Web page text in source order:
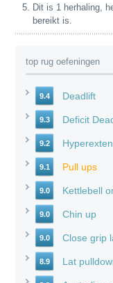
Dit is 1 herhaling,
bereikt is.
top rug oefeningen
9.4 Deadlift
9.3 Deficit
9.2
9.1 Pull ups
9.0 Kettlebell
9.0 Chin up
9.0 Close grip
8.9 Lat